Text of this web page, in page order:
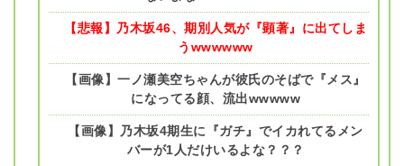
【悲報】乃木坂46、期別人気が『顕著』に出てしま
うwwwwww
【画像】一ノ瀬美空ちゃんが彼氏のそばで『メス』
になってる顔、流出wwwww
【画像】乃木坂4期生に『ガチ』でイカれてるメン
バーが1人だけいるよな？？？